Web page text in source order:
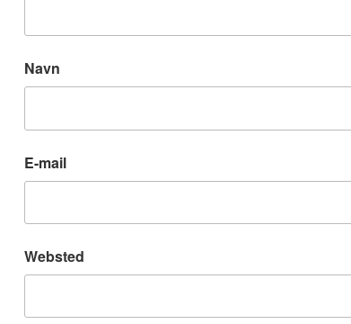
Navn
E-mail
Websted